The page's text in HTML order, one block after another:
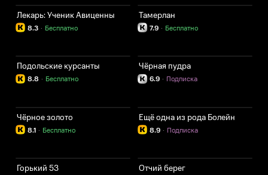
Лекарь: Ученик Авиценны
8.3 Бесплатно
·
Тамерлан
7.9 Бесплатно
·
Подольские курсанты
8.8 Бесплатно
·
Чёрная пудра
6.9 Подписка
·
Чёрное золото
8.1 Бесплатно
·
Ещё одна из рода Болейн
8.9 Подписка
·
Горький 53 Отчий берег